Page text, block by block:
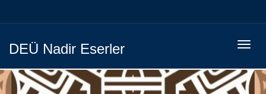
DEÜ Nadir Eserler